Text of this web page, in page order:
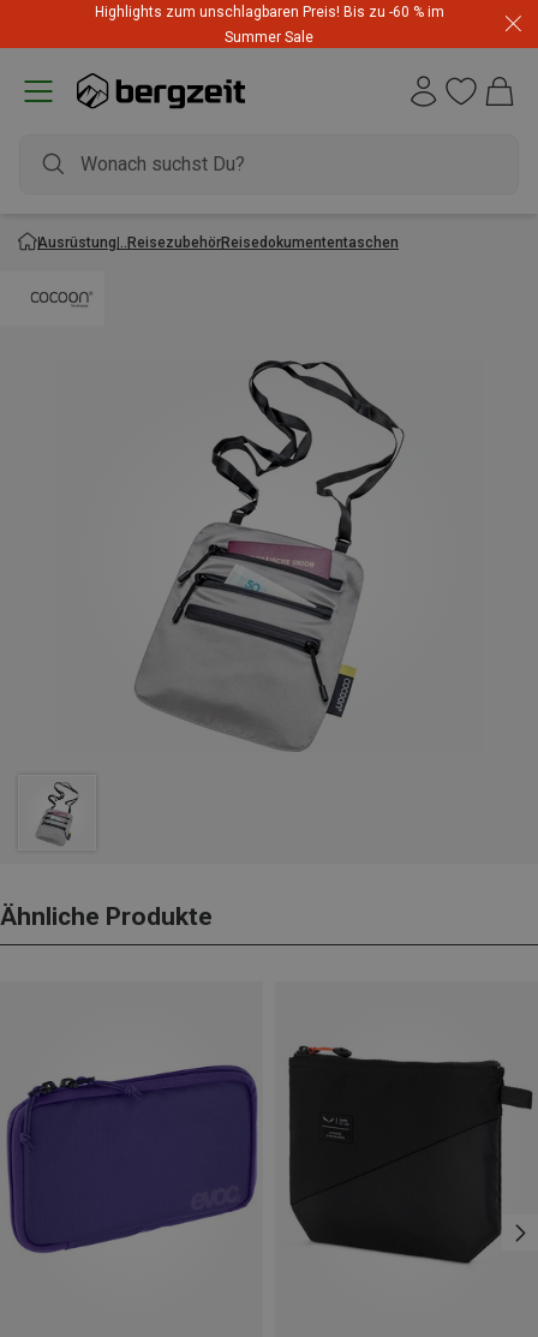
Highlights zum unschlagbaren Preis! Bis zu -60 % im
Summer Sale
Dynafit Hammerangebot! Reduzierte Outfits für neue
Abenteuer
Ausrüstung ReisezubehörReisedokumententaschen
Ähnliche Produkte